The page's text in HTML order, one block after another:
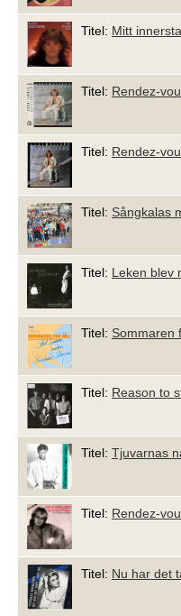
Titel: Mitt
Titel: Rendez-
Titel: Rendez-
Titel: Sångkalas
Titel: Leken blev
Titel: Sommaren
Titel: Reason to
Titel: Tjuvarnas
Titel: Rendez-
Titel: Nu har det